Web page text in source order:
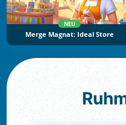
NEU
Merge Magnat: Ideal Store